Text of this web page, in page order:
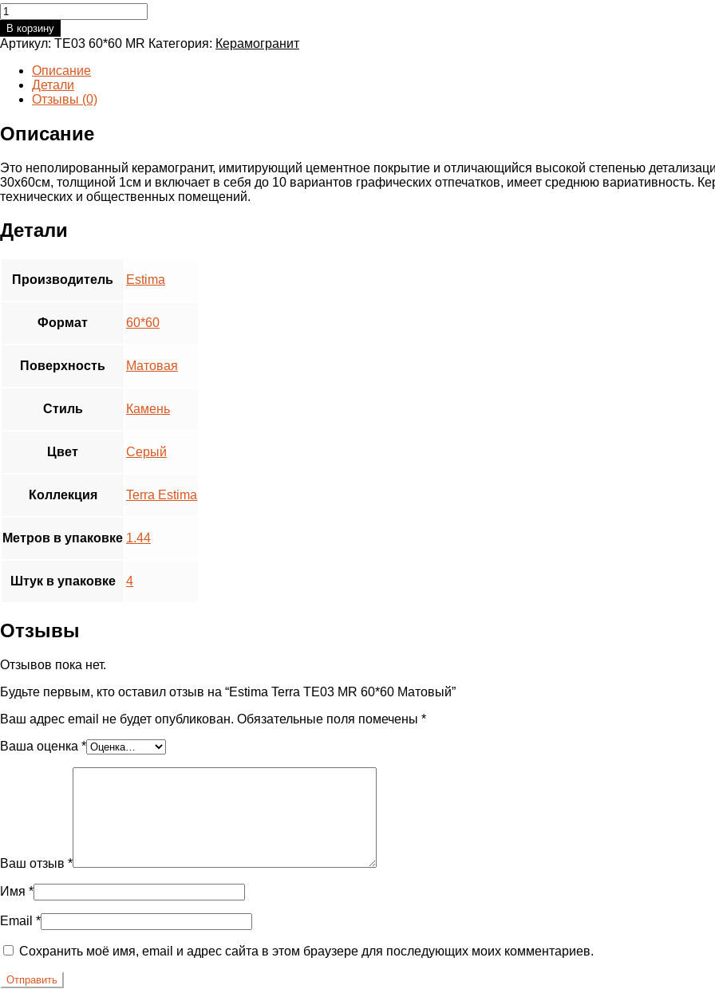
Количество
товара
Estima
Terra
TE03
60*60
Матовый
В корзину
Артикул: TE03 60*60 MR Категория: Керамогранит
Описание
Детали
Отзывы (0)
Описание
Это неполированный керамогранит, имитирующий цементное покрытие и отличающийся высокой степенью
30х60см, толщиной 1см и включает в себя до 10 вариантов графических отпечатков, имеет среднюю вариативность.
технических и общественных помещений.
Детали
Производитель Estima
Формат 60*60
Поверхность Матовая
Стиль Камень
Цвет Серый
Коллекция Terra Estima
Метров в упаковке 1.44
Штук в упаковке 4
Отзывы
Отзывов пока нет.
Будьте первым, кто оставил отзыв на “Estima Terra TE03 MR 60*60 Матовый”
Ваш адрес email не будет опубликован. Обязательные поля помечены *
Ваша оценка *
Ваш отзыв *
Имя *
Email *
Сохранить моё имя, email и адрес сайта в этом браузере для последующих моих комментариев.